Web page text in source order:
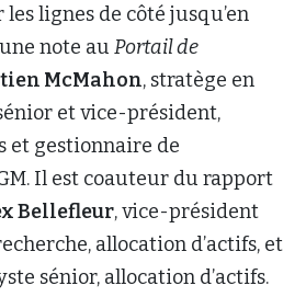
lignes de côté jusqu’en
note au Portail de
McMahon, stratège en
et vice-président,
et gestionnaire de
Il est coauteur du rapport
Bellefleur, vice-président
allocation d’actifs, et
sénior, allocation d’actifs.